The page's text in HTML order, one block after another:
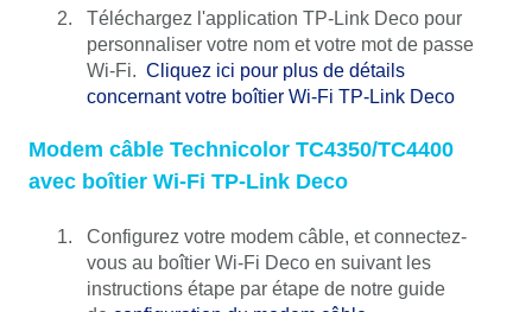
Téléchargez l'application TP-Link Deco pour
personnaliser votre nom et votre mot de passe
Wi-Fi. Cliquez ici pour plus de détails
concernant votre boîtier Wi-Fi TP-Link Deco
Modem câble Technicolor TC4350/TC4400
avec boîtier Wi-Fi TP-Link Deco
Configurez votre modem câble, et connectez-
vous au boîtier Wi-Fi Deco en suivant les
instructions étape par étape de notre guide